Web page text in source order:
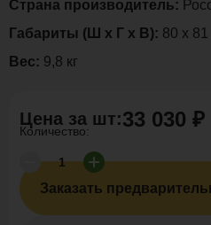
Цена за шт:33 030 ₽
Количество:
Заказать
Страна производитель:
Габариты (Ш х Г х В): 80 х
Вес: 9,8 кг